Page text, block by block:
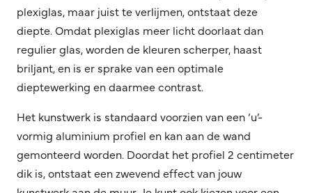
plexiglas, maar juist te verlijmen, ontstaat deze
diepte. Omdat plexiglas meer licht doorlaat dan
regulier glas, worden de kleuren scherper, haast
briljant, en is er sprake van een optimale
dieptewerking en daarmee contrast.
Het kunstwerk is standaard voorzien van een ‘u’-
vormig aluminium profiel en kan aan de wand
gemonteerd worden. Doordat het profiel 2 centimeter
dik is, ontstaat een zwevend effect van jouw